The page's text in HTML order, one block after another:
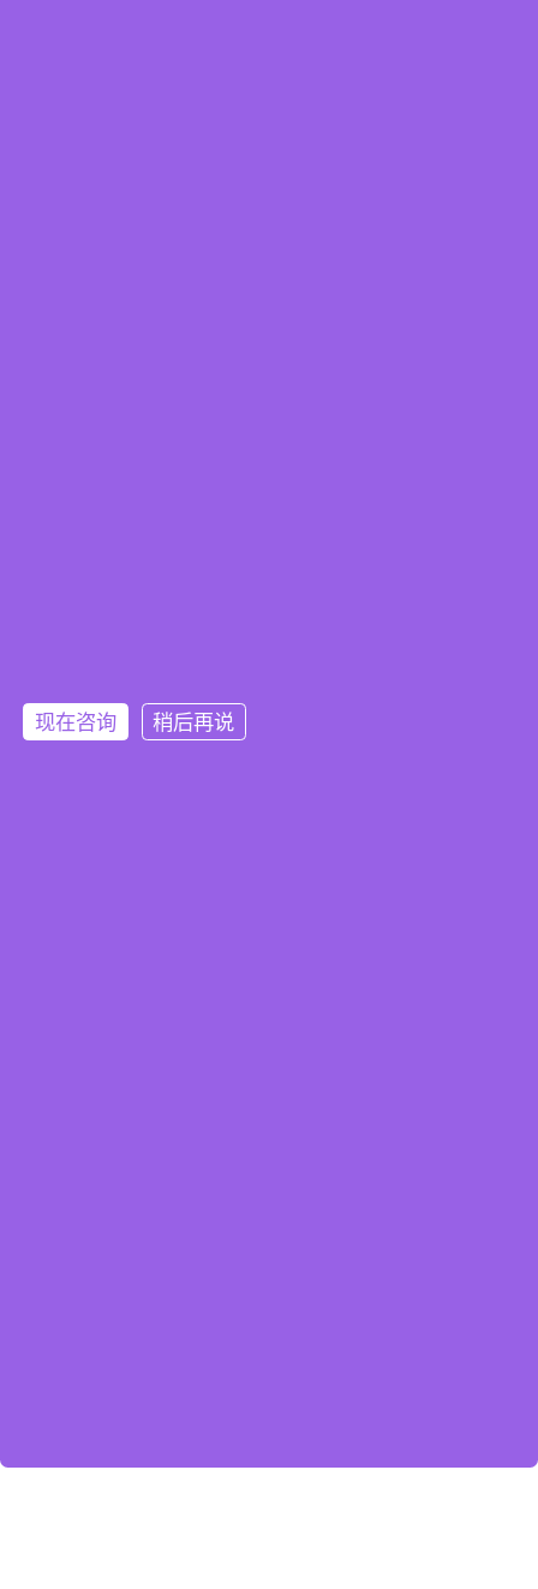
现在咨询 稍后再说